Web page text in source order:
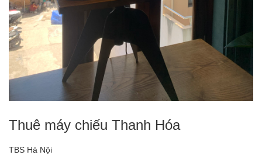
Thuê máy chiếu Thanh Hóa
TBS Hà Nội